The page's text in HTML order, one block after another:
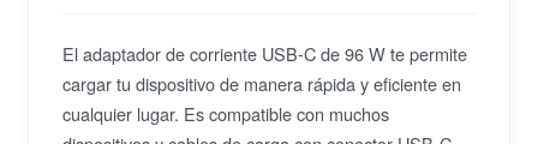
El adaptador de corriente USB-C de 96 W te permite
cargar tu dispositivo de manera rápida y eficiente en
cualquier lugar. Es compatible con muchos